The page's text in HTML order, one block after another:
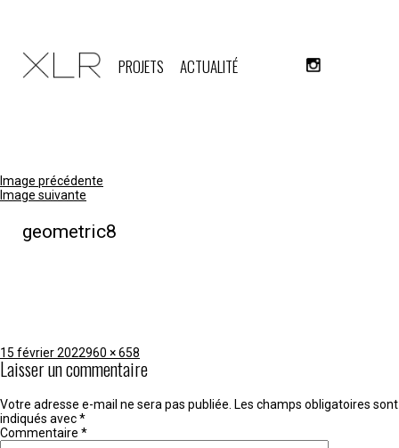
PROJETS ACTUALITÉ
Image précédente
Image suivante
geometric8
Publié
le
15 février 2022Taille
réelle
960 × 658
Laisser un commentaire
Votre adresse e-mail ne sera pas publiée. Les champs obligatoires sont
indiqués avec*
Commentaire *